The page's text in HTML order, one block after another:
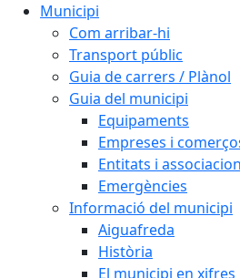
Municipi
Com arribar-hi
Transport públic
Guia de carrers / Plànol
Guia del municipi
Equipaments
Empreses i
Entitats i
Emergències
Informació del municipi
Aiguafreda
Història
El municipi en xifres